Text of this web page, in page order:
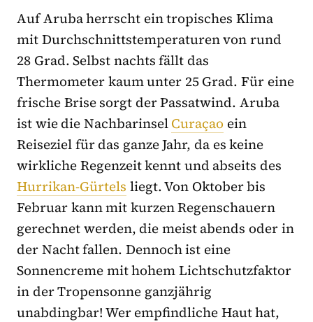
Auf Aruba herrscht ein tropisches Klima
mit Durchschnittstemperaturen von rund
28 Grad. Selbst nachts fällt das
Thermometer kaum unter 25 Grad. Für eine
frische Brise sorgt der Passatwind. Aruba
ist wie die NachbarinselCuraçao ein
Reiseziel für das ganze Jahr, da es keine
wirkliche Regenzeit kennt und abseits des
Hurrikan-Gürtels liegt. Von Oktober bis
Februar kann mit kurzen Regenschauern
gerechnet werden, die meist abends oder in
der Nacht fallen. Dennoch ist eine
Sonnencreme mit hohem Lichtschutzfaktor
in der Tropensonne ganzjährig
unabdingbar! Wer empfindliche Haut hat,